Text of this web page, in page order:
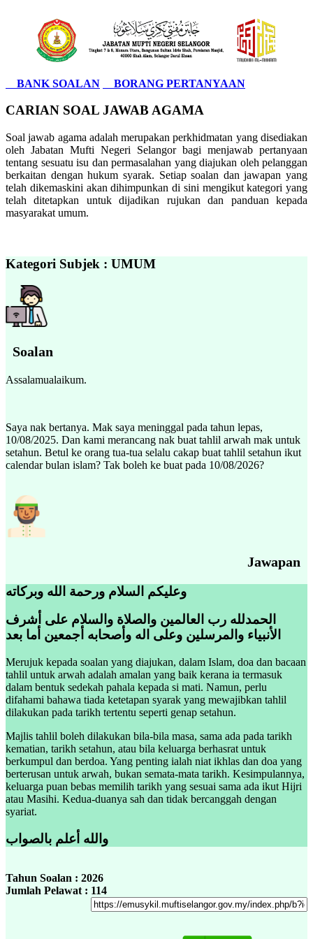
BANK SOALAN BORANG PERTANYAAN
CARIAN SOAL JAWAB AGAMA
Soal jawab agama adalah merupakan perkhidmatan yang disediakan
oleh Jabatan Mufti Negeri Selangor bagi menjawab pertanyaan
tentang sesuatu isu dan permasalahan yang diajukan oleh pelanggan
berkaitan dengan hukum syarak. Setiap soalan dan jawapan yang
telah dikemaskini akan dihimpunkan di sini mengikut kategori yang
telah ditetapkan untuk dijadikan rujukan dan panduan kepada
masyarakat umum.
Kategori Subjek : UMUM
Soalan
Assalamualaikum.
Saya nak bertanya. Mak saya meninggal pada tahun lepas,
10/08/2025. Dan kami merancang nak buat tahlil arwah mak untuk
setahun. Betul ke orang tua-tua selalu cakap buat tahlil setahun ikut
calendar bulan islam? Tak boleh ke buat pada 10/08/2026?
Jawapan
وعليكم السلام ورحمة الله وبركاته
الحمدلله رب العالمين والصلاة والسلام على أشرف
الأنبياء والمرسلين وعلى اله وأصحابه أجمعين أما بعد
Merujuk kepada soalan yang diajukan, dalam Islam, doa dan bacaan
tahlil untuk arwah adalah amalan yang baik kerana ia termasuk
dalam bentuk sedekah pahala kepada si mati. Namun, perlu
difahami bahawa tiada ketetapan syarak yang mewajibkan tahlil
dilakukan pada tarikh tertentu seperti genap setahun.
Majlis tahlil boleh dilakukan bila-bila masa, sama ada pada tarikh
kematian, tarikh setahun, atau bila keluarga berhasrat untuk
berkumpul dan berdoa. Yang penting ialah niat ikhlas dan doa yang
berterusan untuk arwah, bukan semata-mata tarikh. Kesimpulannya,
keluarga puan bebas memilih tarikh yang sesuai sama ada ikut Hijri
atau Masihi. Kedua-duanya sah dan tidak bercanggah dengan
syariat.
والله أعلم بالصواب
Tahun Soalan : 2026
Jumlah Pelawat : 114